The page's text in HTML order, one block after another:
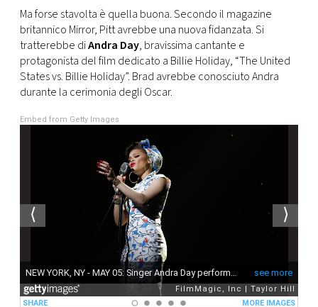
Ma forse stavolta è quella buona. Secondo il magazine
britannico Mirror, Pitt avrebbe una nuova fidanzata. Si
tratterebbe diAndra Day, bravissima cantante e
protagonista del film dedicato a Billie Holiday, “The United
States vs. Billie Holiday”. Brad avrebbe conosciuto Andra
durante la cerimonia degli Oscar.
Embed from Getty Images